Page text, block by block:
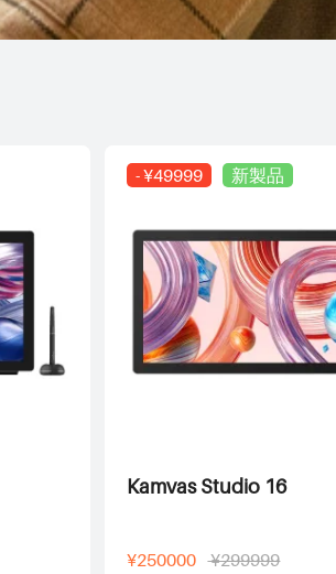
- ¥49999 新製品
Kamvas Studio 16
¥250000 ¥299999